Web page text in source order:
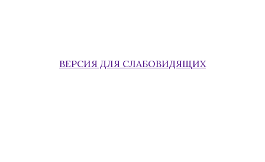
ВЕРСИЯ ДЛЯ СЛАБОВИДЯЩИХ